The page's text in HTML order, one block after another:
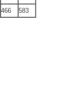
466 583